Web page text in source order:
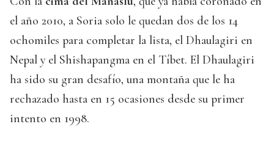
el año 2010, a Soria solo le quedan dos de los 14
ochomiles para completar la lista, el Dhaulagiri en
Nepal y el Shishapangma en el Tíbet. El Dhaulagiri
ha sido su gran desafío, una montaña que le ha
rechazado hasta en 15 ocasiones desde su primer
intento en 1998.